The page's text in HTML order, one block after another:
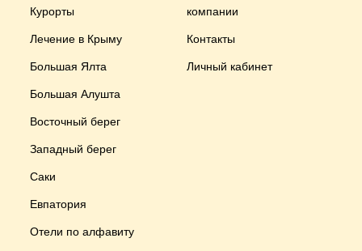
Курорты
Лечение в Крыму
Большая Ялта
Большая Алушта
Восточный берег
Западный берег
Саки
Евпатория
Отели по алфавиту
компании
Контакты
Личный кабинет